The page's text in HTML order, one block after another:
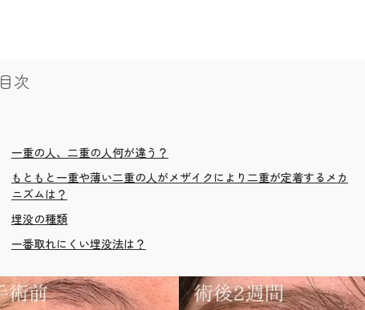
目次
一重の人、二重の人何が違う？
もともと一重や薄い二重の人がメザイクにより二重が定着するメカ
ニズムは？
埋没の種類
一番取れにくい埋没法は？